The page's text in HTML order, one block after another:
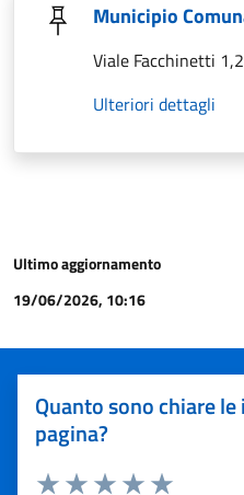
Municipio
Viale Facchinetti
Ulteriori dettagli
Ultimo aggiornamento
19/06/2026, 10:16
Quanto sono chiare
pagina?